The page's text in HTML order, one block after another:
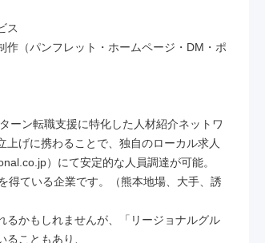
ス
作（パンフレット・ホームページ・DM・ポ
ーン転職支援に特化した人材紹介ネットワ
上げに携わることで、独自のローカル求人
）にて安定的な人員調達が可能。
得ている企業です。（熊本地場、大手、誘
るかもしれませんが、「リージョナルグル
こともあり、